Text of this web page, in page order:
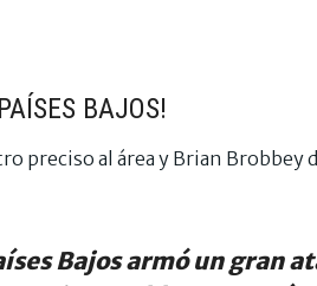
BAJOS!
preciso al área y Brian Brobbey
Bajos armó un gran